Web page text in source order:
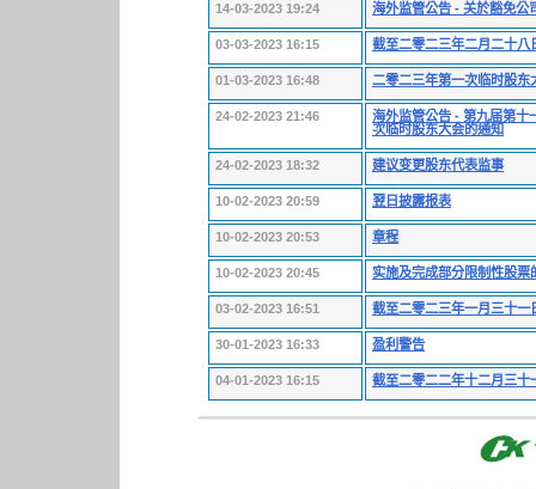
14-03-2023 19:24 海外监管公告 - 关於豁免公
03-03-2023 16:15 截至二零二三年二月二十八
01-03-2023 16:48 二零二三年第一次临时股东
24-02-2023 21:46
海外监管公告 - 第九届第十
次临时股东大会的通知
24-02-2023 18:32 建议变更股东代表监事
10-02-2023 20:59 翌日披露报表
10-02-2023 20:53 章程
10-02-2023 20:45 实施及完成部分限制性股票
03-02-2023 16:51 截至二零二三年一月三十一
30-01-2023 16:33 盈利警告
04-01-2023 16:15 截至二零二二年十二月三十